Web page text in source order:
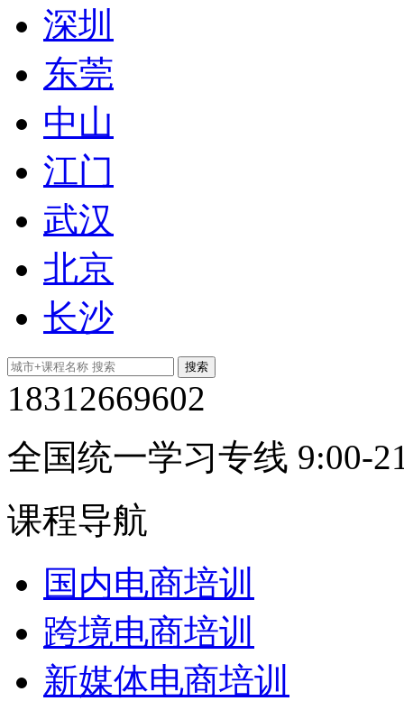
深圳
东莞
中山
江门
武汉
北京
长沙
18312669602
全国统一学习专线 9:00-
课程导航
国内电商培训
跨境电商培训
新媒体电商培训